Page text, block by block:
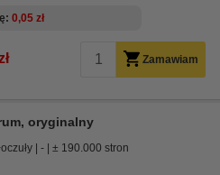
0,05 zł
Zamawiam
oryginalny
- ± 190.000 stron